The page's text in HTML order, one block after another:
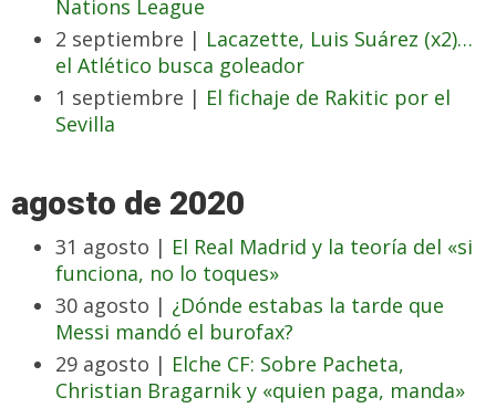
Nations League
2 septiembre | Lacazette, Luis Suárez (x2)…
el Atlético busca goleador
1 septiembre | El fichaje de Rakitic por el
Sevilla
agosto de 2020
31 agosto | El Real Madrid y la teoría del «si
funciona, no lo toques»
30 agosto | ¿Dónde estabas la tarde que
Messi mandó el burofax?
29 agosto | Elche CF: Sobre Pacheta,
Christian Bragarnik y «quien paga, manda»